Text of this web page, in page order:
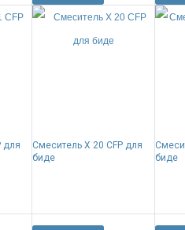
для
Смеситель X 20 CFP для
биде
биде